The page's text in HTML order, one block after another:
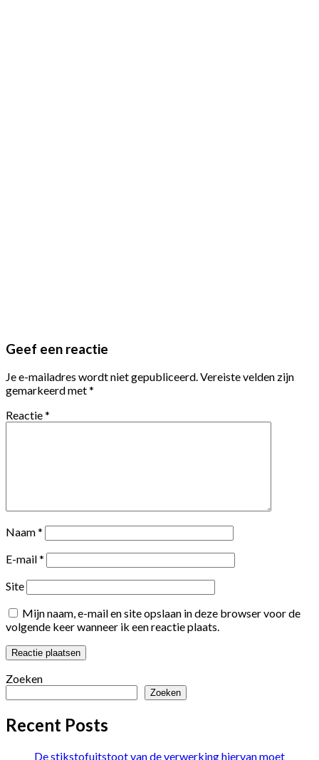
Geef een reactie
Je e-mailadres wordt niet gepubliceerd.Vereiste velden zijn
gemarkeerd met*
Reactie*
Naam*
E-mail*
Site
Mijn naam, e-mail en site opslaan in deze browser voor de
volgende keer wanneer ik een reactie plaats.
Zoeken
Zoeken
Recent Posts
De stikstofuitstoot van de verwerking hiervan moet